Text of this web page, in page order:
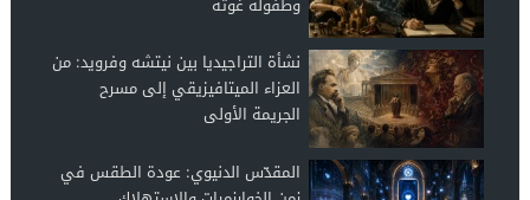
نشأة التراجيديا بين نيتشه وفرويد: من
العزاء الميتافيزيقي إلى مسرح
الجريمة الأولى
المقدّس الدنيوي: عودة الطقس في